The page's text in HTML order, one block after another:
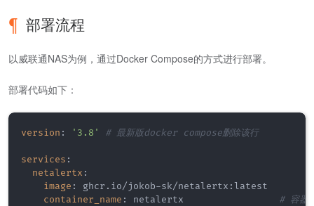
部署流程
以威联通NAS为例，通过Docker Compose的方式进行部署。
部署代码如下：
version : '3.8' # 最新版docker compose删除该行
services :
netalertx :
image : ghcr.io/jokob-sk/netalertx :latest
container_name : netalertx # 容器